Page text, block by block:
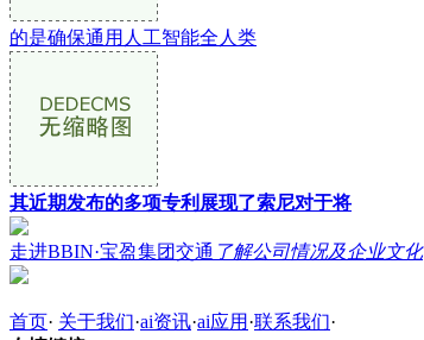
的是确保通用人工智能全人类
其近期发布的多项专利展现了索尼对于将
走进BBIN·宝盈集团交通 了解公司情况及企业文化
首页· 关于我们·ai资讯·ai应用 ·联系我们·